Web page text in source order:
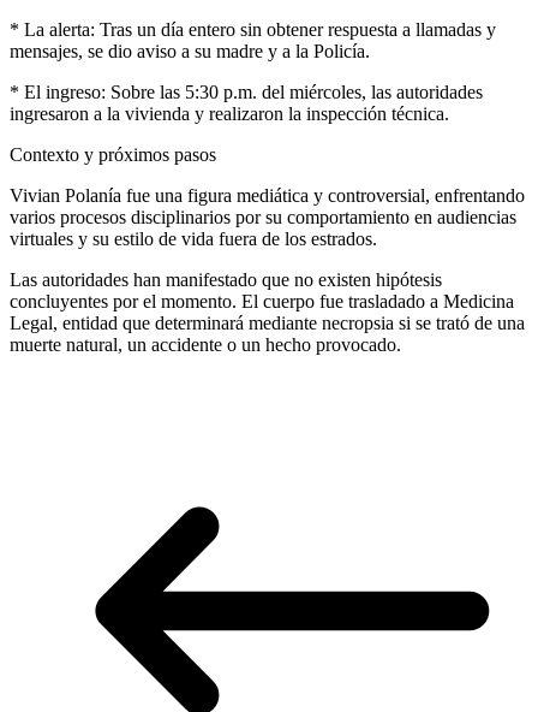
* La alerta: Tras un día entero sin obtener respuesta a llamadas y
mensajes, se dio aviso a su madre y a la Policía.
* El ingreso: Sobre las 5:30 p.m. del miércoles, las autoridades
ingresaron a la vivienda y realizaron la inspección técnica.
Contexto y próximos pasos
Vivian Polanía fue una figura mediática y controversial, enfrentando
varios procesos disciplinarios por su comportamiento en audiencias
virtuales y su estilo de vida fuera de los estrados.
Las autoridades han manifestado que no existen hipótesis
concluyentes por el momento. El cuerpo fue trasladado a Medicina
Legal, entidad que determinará mediante necropsia si se trató de una
muerte natural, un accidente o un hecho provocado.